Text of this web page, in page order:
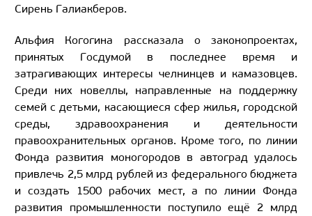
Сирень Галиакберов.
Альфия Когогина
рассказала о законопроектах,
принятых Госдумой в последнее время и
затрагивающих интересы челнинцев и камазовцев.
Среди них новеллы, направленные на поддержку
семей с детьми, касающиеся сфер жилья, городской
среды, здравоохранения и деятельности
правоохранительных органов. Кроме того, по линии
Фонда развития моногородов в автоград удалось
привлечь 2,5 млрд рублей из федерального бюджета
и создать 1500 рабочих мест, а по линии Фонда
развития промышленности поступило ещё 2 млрд